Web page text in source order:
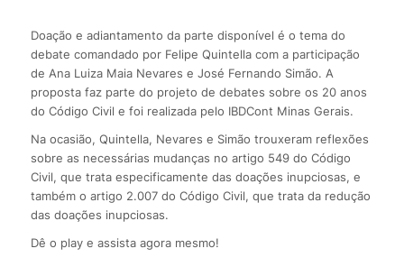
Doação e adiantamento da parte disponível é o tema do
debate comandado por Felipe Quintella com a participação
de Ana Luiza Maia Nevares e José Fernando Simão. A
proposta faz parte do projeto de debates sobre os 20 anos
do Código Civil e foi realizada pelo IBDCont Minas Gerais.
Na ocasião, Quintella, Nevares e Simão trouxeram reflexões
sobre as necessárias mudanças no artigo 549 do Código
Civil, que trata especificamente das doações inupciosas, e
também o artigo 2.007 do Código Civil, que trata da redução
das doações inupciosas.
Dê o play e assista agora mesmo!